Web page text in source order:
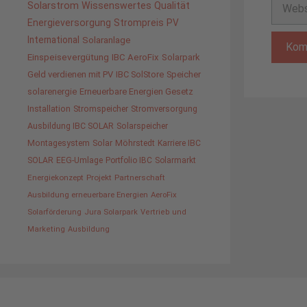
Solarstrom Wissenswertes Qualität
Energieversorgung Strompreis PV
International Solaranlage
Einspeisevergütung IBC AeroFix Solarpark
Geld verdienen mit PV IBC SolStore Speicher
solarenergie Erneuerbare Energien Gesetz
Installation Stromspeicher Stromversorgung
Ausbildung IBC SOLAR Solarspeicher
Montagesystem Solar Möhrstedt Karriere IBC
SOLAR EEG-Umlage Portfolio IBC Solarmarkt
Energiekonzept Projekt Partnerschaft
Ausbildung erneuerbare Energien AeroFix
Solarförderung Jura Solarpark Vertrieb und
Marketing Ausbildung